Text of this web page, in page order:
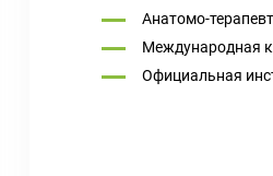
Анатомо-
Международная
Официальная